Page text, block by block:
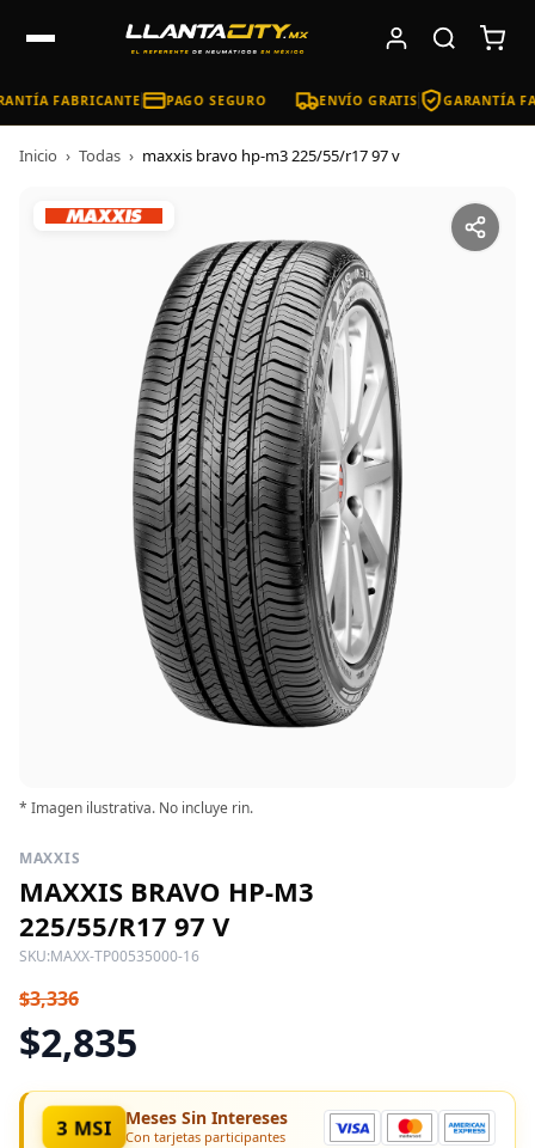
FABRICANTE PAGO SEGURO ENVÍO GRATIS GARANTÍA
Inicio › Todas › maxxis bravo hp-m3 225/55/r17 97 v
* Imagen ilustrativa. No incluye rin.
MAXXIS
MAXXIS BRAVO HP-M3
225/55/R17 97 V
SKU:MAXX-TP00535000-16
$3,336
$2,835
3 MSI Meses Sin Intereses
Con tarjetas participantes